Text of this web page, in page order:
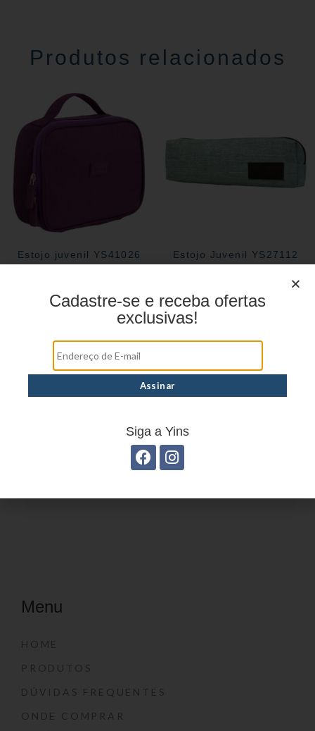
Produtos relacionados
Estojo juvenil YS41026 Estojo Juvenil YS27112
Estojo Juvenil YS27108 Estojo Juvenil YS41028
Menu
HOME
PRODUTOS
DÚVIDAS FREQUENTES
ONDE COMPRAR
Cadastre-se e receba ofertas
exclusivas!
Siga a Yins